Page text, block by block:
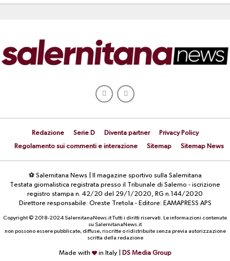
Redazione Serie D Diventa partner
Privacy Policy
Regolamento sui commenti e interazione
Sitemap Sitemap News
⚽ Salernitana News | Il magazine sportivo sulla Salernitana
Testata giornalistica registrata presso il Tribunale di Salerno - iscrizione
registro stampa n. 42/20 del 29/1/2020, RG n.144/2020
Direttore responsabile: Oreste Tretola - Editore: EAMAPRESS APS
Copyright © 2018-2024 SalernitanaNews.it Tutti i diritti riservati. Le informazioni contenute
su SalernitanaNews.it
non possono essere pubblicate, diffuse, riscritte o ridistribuite senza previa autorizzazione
scritta della redazione
Made with in Italy | DS Media Group